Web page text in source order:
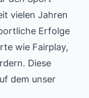
vielen Jahren
Erfolge
wie Fairplay,
Diese
dem unser